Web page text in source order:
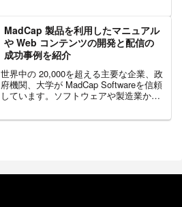
単純なレイアウト、限られた互換性、学
習者の...
MadCap 製品を利用したマニュアル
や Web コンテンツの開発と配信の
成功事例を紹介
世界中の 20,000を超える主要な企業、政
府機関、大学が MadCap Softwareを信頼
しています。ソフトウェアや製造業から
で、MadCap Software のソリューション